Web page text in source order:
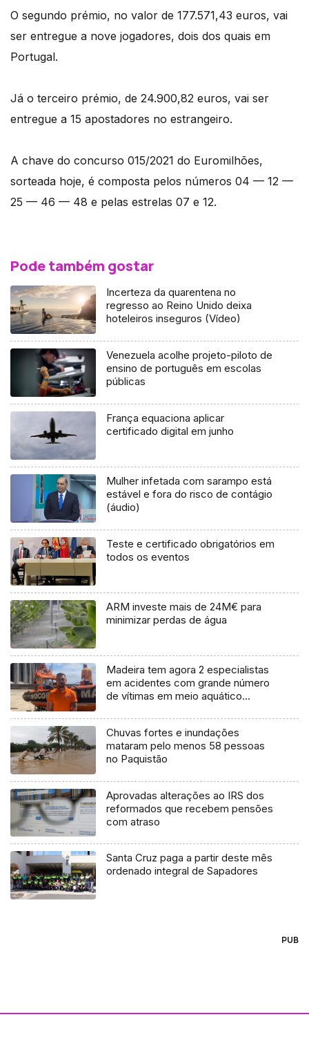
O segundo prémio, no valor de 177.571,43 euros, vai
ser entregue a nove jogadores, dois dos quais em
Portugal.
Já o terceiro prémio, de 24.900,82 euros, vai ser
entregue a 15 apostadores no estrangeiro.
A chave do concurso 015/2021 do Euromilhões,
sorteada hoje, é composta pelos números 04 — 12 —
25 — 46 — 48 e pelas estrelas 07 e 12.
Pode também gostar
Incerteza da quarentena no
regresso ao Reino Unido deixa
hoteleiros inseguros (Vídeo)
Venezuela acolhe projeto-piloto de
ensino de português em escolas
públicas
França equaciona aplicar
certificado digital em junho
Mulher infetada com sarampo está
estável e fora do risco de contágio
(áudio)
Teste e certificado obrigatórios em
todos os eventos
ARM investe mais de 24M€ para
minimizar perdas de água
Madeira tem agora 2 especialistas
em acidentes com grande número
de vítimas em meio aquático
Chuvas fortes e inundações
mataram pelo menos 58 pessoas
no Paquistão
Aprovadas alterações ao IRS dos
reformados que recebem pensões
com atraso
Santa Cruz paga a partir deste mês
ordenado integral de Sapadores
PUB